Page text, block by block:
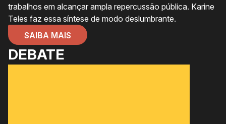
trabalhos em alcançar ampla repercussão pública. Karine
Teles faz essa síntese de modo deslumbrante.
SAIBA MAIS
DEBATE